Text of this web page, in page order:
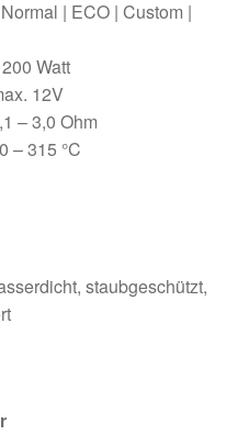
| ECO | Custom |
Watt
12V
– 3,0 Ohm
– 315 °C
staubgeschützt,